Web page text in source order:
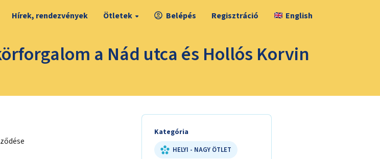
Hírek, rendezvények Ötletek Belépés Regisztráció English
a Nád utca és Hollós Korvin
Kategória
HELYI - NAGY ÖTLET